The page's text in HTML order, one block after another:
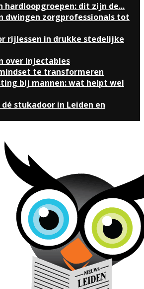
hardloopgroepen: dit zijn de...
dwingen zorgprofessionals tot
rijlessen in drukke stedelijke
over injectables
te transformeren
bij mannen: wat helpt wel
stukadoor in Leiden en